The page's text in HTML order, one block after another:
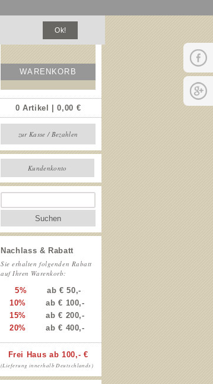
Ok!
WARENKORB
0 Artikel | 0,00 €
zur Kasse / Bezahlen
Kundenkonto
Suchen
Nachlass & Rabatt
Sie erhalten folgenden Rabatt
auf Ihren Warenkorb:
5%
ab € 50,-
10%
ab € 100,-
15%
ab € 200,-
20%
ab € 400,-
Frei Haus ab 100,- €
(Lieferung innerhalb Deutschlands)